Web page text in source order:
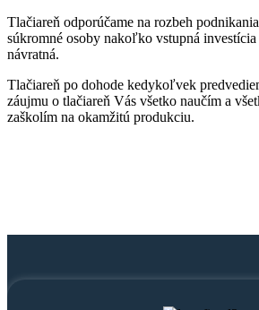
Tlačiareň odporúčame na rozbeh
súkromné osoby nakoľko vstupná
návratná.
Tlačiareň po dohode kedykoľvek
záujmu o tlačiareň Vás všetko naučím a
zaškolím na okamžitú produkciu.